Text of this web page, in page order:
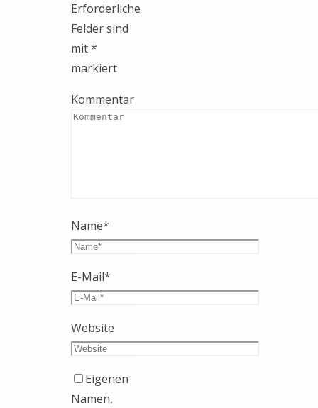
Erforderliche
Felder sind
mit*
markiert
Kommentar
Name*
E-Mail*
Website
Eigenen
Namen,